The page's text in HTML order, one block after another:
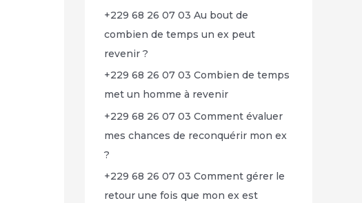
+229 68 26 07 03 Au bout de
combien de temps un ex peut
revenir ?
+229 68 26 07 03 Combien de temps
met un homme à revenir
+229 68 26 07 03 Comment évaluer
mes chances de reconquérir mon ex
?
+229 68 26 07 03 Comment gérer le
retour une fois que mon ex est